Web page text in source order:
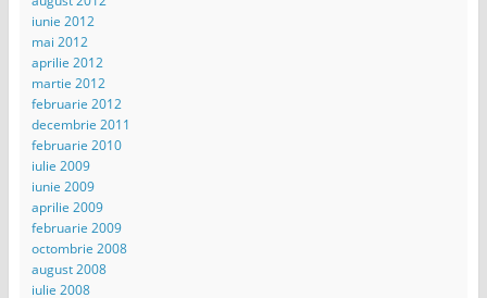
iunie 2012
mai 2012
aprilie 2012
martie 2012
februarie 2012
decembrie 2011
februarie 2010
iulie 2009
iunie 2009
aprilie 2009
februarie 2009
octombrie 2008
august 2008
iulie 2008